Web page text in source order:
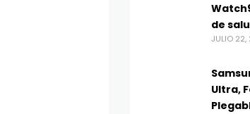
de
JULIO
Ultra,